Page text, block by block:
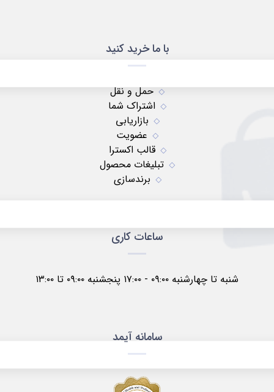
با ما خرید کنید
حمل و نقل
اشتراک شما
بازاریابی
عضویت
قالب اکسترا
تبلیغات محصول
برندسازی
ساعات کاری
شنبه تا چهارشنبه ۰۹:۰۰ - ۱۷:۰۰ پنجشنبه ۰۹:۰۰ تا ۱۳:۰۰
سامانه آیمد